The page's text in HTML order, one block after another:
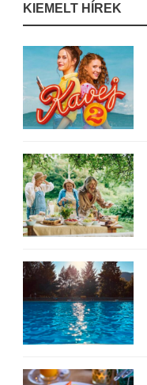
KIEMELT HÍREK